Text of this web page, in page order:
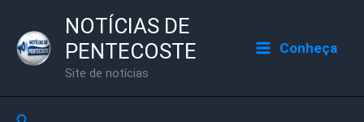
para
NOTÍCIAS DE
PENTECOSTE
Site de notícias
Conheça
Pesquisar